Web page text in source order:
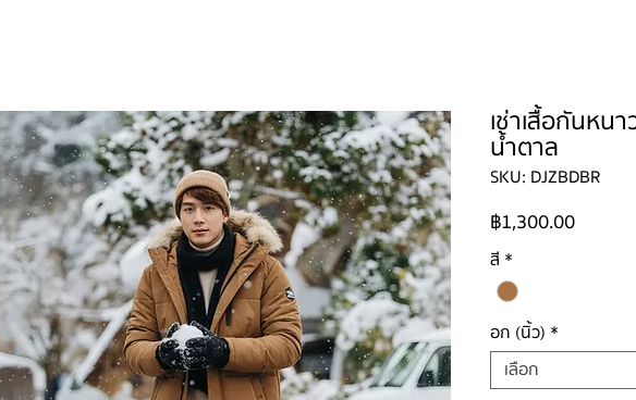
เช่าเสื้อกันหน
น้ำตาล
SKU: DJZBDBR
฿1,300.00ราคา
สี *
อก (นิ้ว) *
เลือก